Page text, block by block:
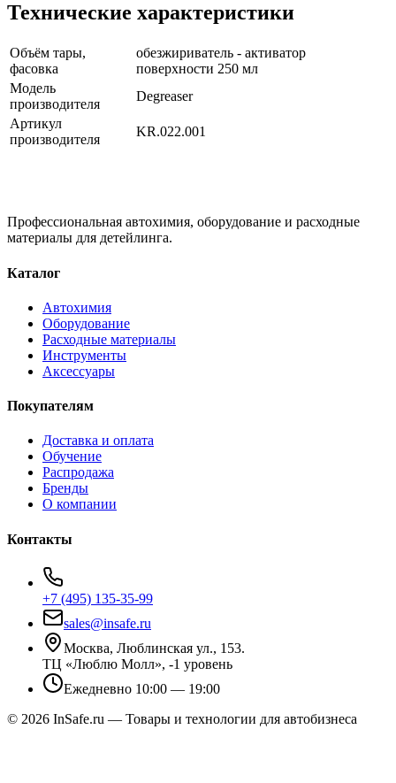
Технические характеристики
Объём тары,
фасовка
обезжириватель - активатор
поверхности 250 мл
Модель
производителя
Degreaser
Артикул
производителя
KR.022.001
Профессиональная автохимия, оборудование и расходные
материалы для детейлинга.
Каталог
Автохимия
Оборудование
Расходные материалы
Инструменты
Аксессуары
Покупателям
Доставка и оплата
Обучение
Распродажа
Бренды
О компании
Контакты
+7 (495) 135-35-99
sales@insafe.ru
Москва, Люблинская ул., 153.
ТЦ «Люблю Молл», -1 уровень
Ежедневно 10:00 — 19:00
© 2026 InSafe.ru — Товары и технологии для автобизнеса